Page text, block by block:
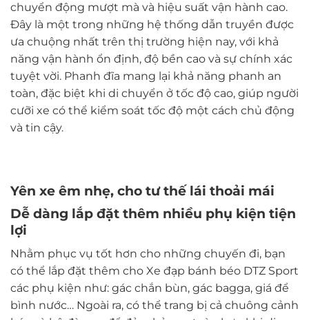
chuyển động mượt mà và hiệu suất vận hành cao.
Đây là một trong những hệ thống dẫn truyền được
ưa chuộng nhất trên thị trường hiện nay, với khả
năng vận hành ổn định, độ bền cao và sự chính xác
tuyệt vời. Phanh đĩa mang lại khả năng phanh an
toàn, đặc biệt khi di chuyển ở tốc độ cao, giúp người
cưỡi xe có thể kiểm soát tốc độ một cách chủ động
và tin cậy.
Yên xe êm nhẹ, cho tư thế lái thoải mái
Dễ dàng lắp đặt thêm nhiều phụ kiện tiện
lợi
Nhằm phục vụ tốt hơn cho những chuyến đi, bạn
có thể lắp đặt thêm cho Xe đạp bánh béo DTZ Sport
các phụ kiện như: gác chắn bùn, gác bagga, giá để
bình nước… Ngoài ra, có thể trang bị cả chuông cảnh